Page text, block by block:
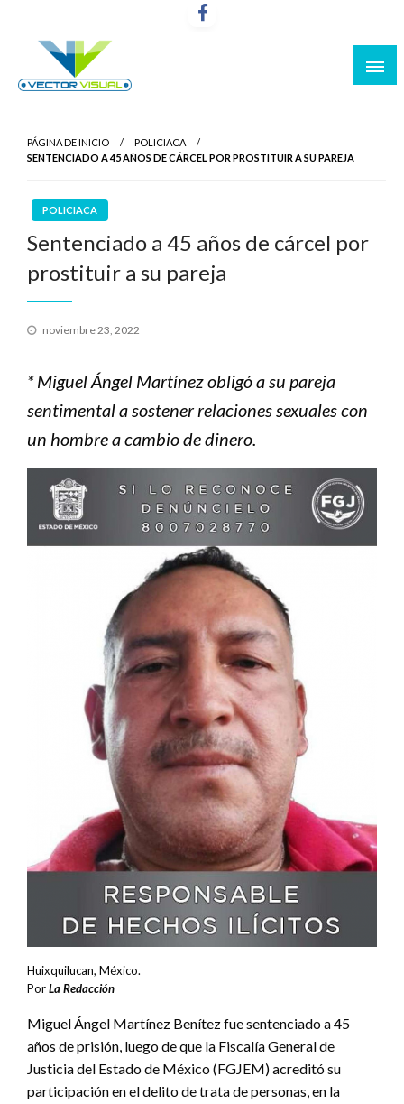
PÁGINA DE INICIO
POLICIACA
SENTENCIADO A 45 AÑOS DE CÁRCEL POR PROSTITUIR A SU PAREJA
POLICIACA
Sentenciado a 45 años de cárcel por
prostituir a su pareja
Publicado
noviembre 23, 2022
* Miguel Ángel Martínez obligó a su pareja
sentimental a sostener relaciones sexuales con
un hombre a cambio de dinero.
Huixquilucan, México.
PorLa Redacción
Miguel Ángel Martínez Benítez fue sentenciado a 45
años de prisión, luego de que la Fiscalía General de
Justicia del Estado de México (FGJEM) acreditó su
participación en el delito de trata de personas, en la